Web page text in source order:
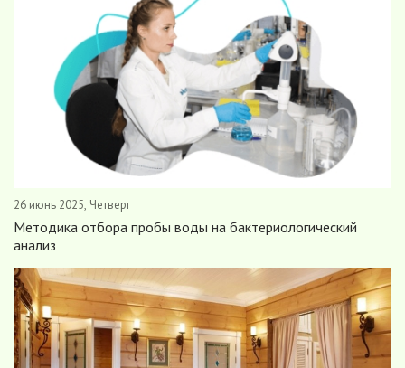
26 июнь 2025, Четверг
Методика отбора пробы воды на бактериологический
анализ